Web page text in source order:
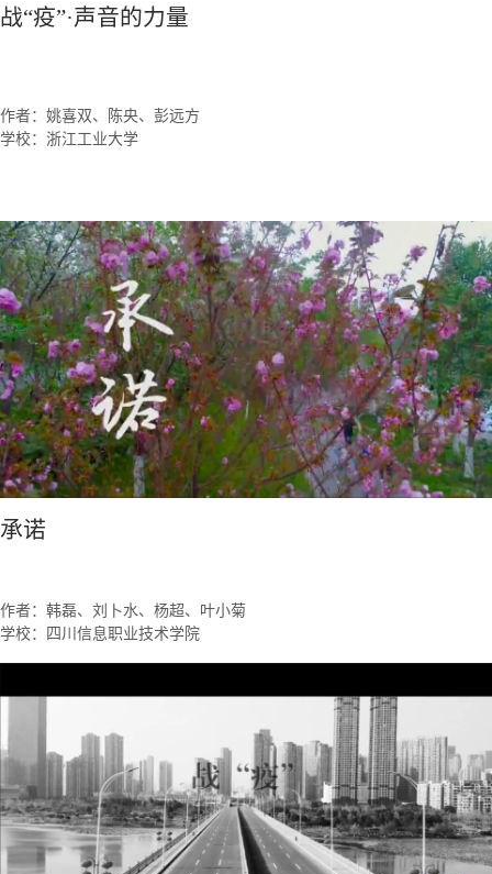
战“疫”·声音的力量
作者：姚喜双、陈央、彭远方
学校：浙江工业大学
承诺
作者：韩磊、刘卜水、杨超、叶小菊
学校：四川信息职业技术学院